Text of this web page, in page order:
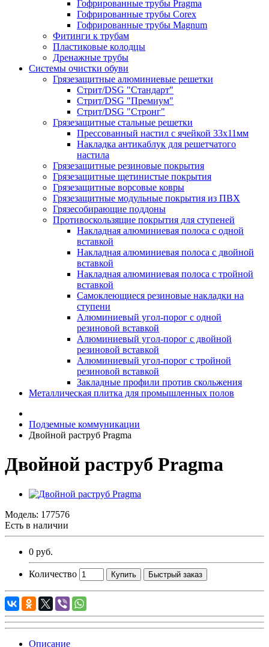
Гофрированные трубы Pragma
Гофрированные трубы Corex
Гофрированные трубы Magnum
Фитинги к трубам
Пластиковые колодцы
Дренажные трубы
Системы очистки обуви
Грязезащитные алюминиевые решетки
Стрит/DSG "Стандарт"
Стрит/DSG "Премиум"
Стрит/DSG "Стронг"
Грязезащитные стальные решетки
Прессованный настил с ячейкой 33х11мм
Накладка антикаблук для решетчатого
настила
Грязезащитные резиновые покрытия
Грязезащитные щетинистые покрытия
Грязезащитные ворсовые ковры
Грязезащитные модульные покрытия из ПВХ
Грязесобирающие поддоны
Противоскользящие покрытия для ступеней
Накладная алюминиевая полоса с одной
вставкой
Накладная алюминиевая полоса с двойной
вставкой
Накладная алюминиевая полоса с тройной
вставкой
Самоклеющиеся резиновые накладки на
ступени
Алюминиевый угол-порог с одной
резиновой вставкой
Алюминиевый угол-порог с двойной
резиновой вставкой
Алюминиевый угол-порог с тройной
резиновой вставкой
Закладные профили против скольжения
Металлическая плитка для промышленных полов
Подземные коммуникации
Двойной раструб Pragma
Двойной раструб Pragma
Модель: 177576
Есть в наличии
0 руб.
Количество Купить Быстрый заказ
Описание